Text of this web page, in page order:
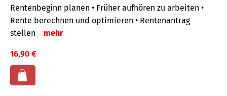
Rentenbeginn planen • Früher aufhören zu arbeiten •
Rente berechnen und optimieren • Rentenantrag
stellen
mehr
16,90 €